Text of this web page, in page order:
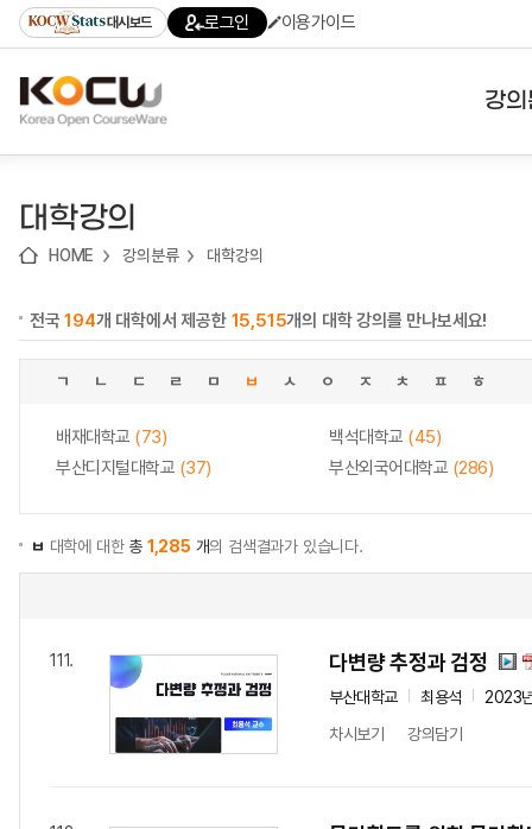
기
기
기
content)
가
대시보드 로그인 이용가이드
강
대학강의
HOME 강의분류 대학강의
전국194개 대학에서 제공한 15,515개의 대학 강의를 만나보세요!
ㄱ ㄴ ㄷ ㄹ ㅁ ㅂ ㅅ ㅇ ㅈ ㅊ ㅍ ㅎ
배재대학교 (73) 백석대학교 (45)
부산디지털대학교 (37) 부산외국어대학교 (286)
ㅂ 대학에 대한총 1,285 개의 검색결과가 있습니다.
111. 다변량 추정과 검정
부산대학교 최용석
2023
차시보기
강의담기